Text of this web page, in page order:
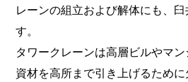
レーンの組立および解体にも、
す。
タワークレーンは高層ビルやマン
資材を高所まで引き上げるために